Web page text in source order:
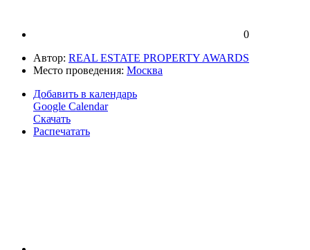
0
Автор: REAL ESTATE PROPERTY AWARDS
Место проведения: Москва
Добавить в календарь
Google Calendar
Скачать
Распечатать